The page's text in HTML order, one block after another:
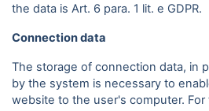
the data is Art. 6 para. 1 lit. e GDPR.
Connection data
The storage of connection data, in
by the system is necessary to
website to the user's computer.